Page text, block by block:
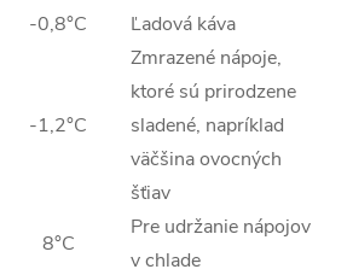
-0,8°C Ľadová káva
-1,2°C
Zmrazené nápoje,
ktoré sú prirodzene
sladené, napríklad
väčšina ovocných
šťiav
8°C
Pre udržanie nápojov
v chlade